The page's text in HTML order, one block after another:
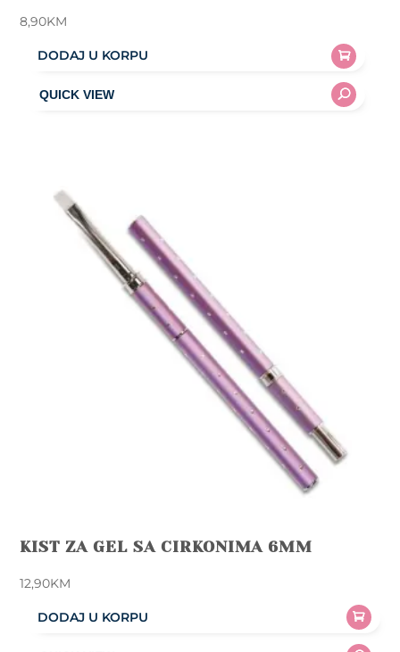
8,90KM
DODAJ U KORPU
KIST ZA GEL SA CIRKONIMA 6MM
12,90KM
DODAJ U KORPU